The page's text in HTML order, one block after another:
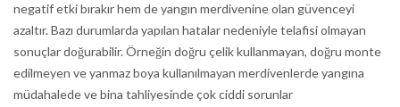
negatif etki bırakır hem de yangın merdivenine olan güvenceyi
azaltır. Bazı durumlarda yapılan hatalar nedeniyle telafisi olmayan
sonuçlar doğurabilir. Örneğin doğru çelik kullanmayan, doğru monte
edilmeyen ve yanmaz boya kullanılmayan merdivenlerde yangına
müdahalede ve bina tahliyesinde çok ciddi sorunlar